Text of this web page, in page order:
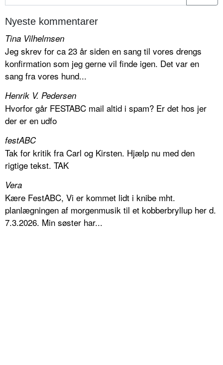
Nyeste kommentarer
Tina Vilhelmsen
Jeg skrev for ca 23 år siden en sang til vores drengs
konfirmation som jeg gerne vil finde igen. Det var en
sang fra vores hund...
Henrik V. Pedersen
Hvorfor går FESTABC mail altid i spam? Er det hos jer
der er en udfo
festABC
Tak for kritik fra Carl og Kirsten. Hjælp nu med den
rigtige tekst. TAK
Vera
Kære FestABC, Vi er kommet lidt i knibe mht.
planlægningen af morgenmusik til et kobberbryllup her d.
7.3.2026. Min søster har...